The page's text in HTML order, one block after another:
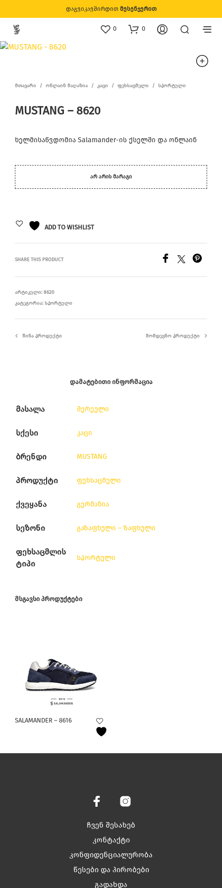
დაგვიკავშირდით მესენჯერით
0 0
ᲛᲗᲐᲕᲐᲠᲘ / ᲝᲜᲚᲐᲘᲜ ᲛᲐᲦᲐᲖᲘᲐ / ᲙᲐᲪᲘ / ᲤᲔᲮᲡᲐᲪᲛᲔᲚᲘ / ᲡᲞᲝᲠᲢᲣᲚᲘ
MUSTANG – 8620
ხელმისაწვდომია Salamander-ის ქსელში და ონლაინ
ᲐᲠ ᲐᲠᲘᲡ ᲛᲐᲠᲐᲒᲘ
ADD TO WISHLIST
SHARE THIS PRODUCT
ᲐᲠᲢᲘᲙᲣᲚᲘ: 8620
ᲙᲐᲢᲔᲒᲝᲠᲘᲐ: ᲡᲞᲝᲠᲢᲣᲚᲘ
ᲬᲘᲜᲐ ᲞᲠᲝᲓᲣᲥᲢᲘ ᲛᲝᲛᲓᲔᲕᲜᲝ ᲞᲠᲝᲓᲣᲥᲢᲘ
ᲓᲐᲛᲐᲢᲔᲑᲘᲗᲘ ᲘᲜᲤᲝᲠᲛᲐᲪᲘᲐ
მასალა შერეული
სქესი კაცი
ბრენდი MUSTANG
პროდუქტი ფეხსაცმელი
ქვეყანა გერმანია
სეზონი გაზაფხული – ზაფხული
ფეხსაცმლის
ტიპი
სპორტული
ᲛᲡᲒᲐᲕᲡᲘ ᲞᲠᲝᲓᲣᲥᲢᲔᲑᲘ
SALAMANDER – 8616
product
has
variants.
be
chosen
the
product
ჩვენ შესახებ
კონტაქტი
კონფიდენციალურობა
წესები და პირობები
გადახდა